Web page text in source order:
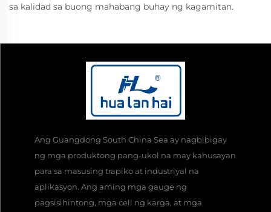
sa kalidad sa buong mahabang buhay ng kagamitan.
Ang Guangdong South China Sea ay nagbibigay
ng mga produktong pang-ukol na may kahusayan
para sa masusing trapiko at industriyal na
aplikasyon. Ang aming mga gauge ng
pagsisihintong, mga cell ng karga, at mga